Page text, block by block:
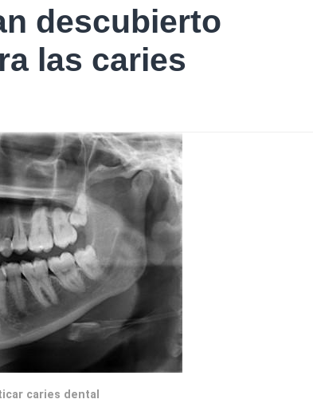
descubierto
las caries
caries dental